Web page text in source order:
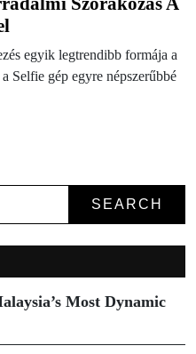
egyik legtrendibb formája a
Selfie gép egyre népszerűbbé
SEARCH
Most Dynamic